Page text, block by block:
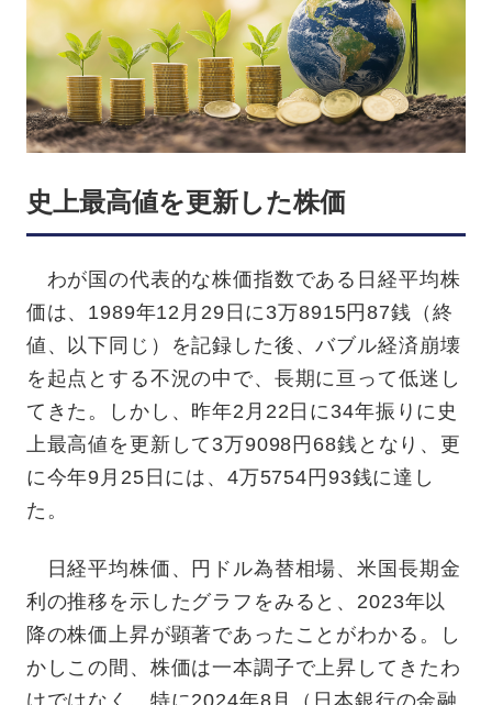
史上最高値を更新した株価
わが国の代表的な株価指数である日経平均株
価は、1989年12月29日に3万8915円87銭（終
値、以下同じ）を記録した後、バブル経済崩壊
を起点とする不況の中で、長期に亘って低迷し
てきた。しかし、昨年2月22日に34年振りに史
上最高値を更新して3万9098円68銭となり、更
に今年9月25日には、4万5754円93銭に達し
た。
日経平均株価、円ドル為替相場、米国長期金
利の推移を示したグラフをみると、2023年以
降の株価上昇が顕著であったことがわかる。し
かしこの間、株価は一本調子で上昇してきたわ
けではなく、特に2024年8月（日本銀行の金融